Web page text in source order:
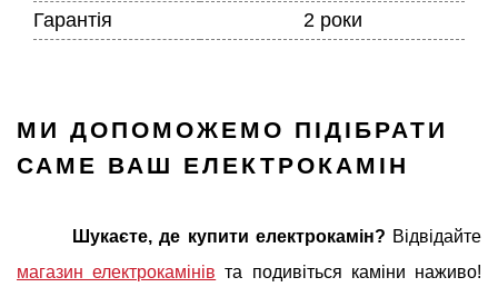
Гарантія
2 роки
МИ ДОПОМОЖЕМО ПІДІБРАТИ
САМЕ ВАШ ЕЛЕКТРОКАМІН
Шукаєте, де купити електрокамін? Відвідайте
магазин електрокамінів та подивіться каміни наживо!